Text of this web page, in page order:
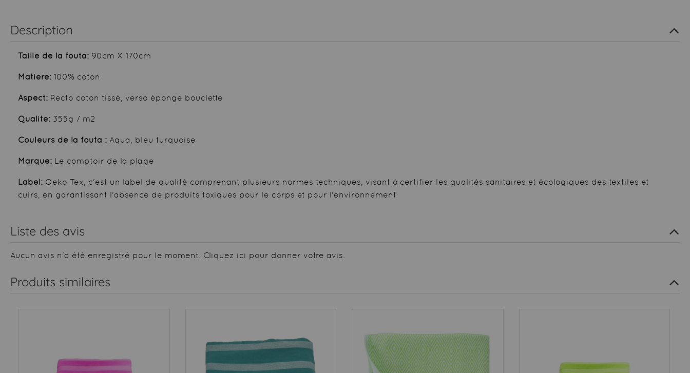
Description
Taille de la fouta: 90cm X 170cm
Matière: 100% coton
Aspect: Recto coton tissé, verso éponge bouclette
Qualité: 355g / m2
Couleurs de la fouta : Aqua, bleu turquoise
Marque: Le comptoir de la plage
Label: Oeko Tex, c'est un label de qualité comprenant plusieurs normes techniques, visant à certifier les qualités sanitaires et écologiques des textiles et
cuirs, en garantissant l'absence de produits toxiques pour le corps et pour l'environnement
Liste des avis
Aucun avis n'a été enregistré pour le moment. Cliquez ici pour donner votre avis.
Produits similaires